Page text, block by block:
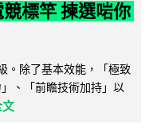
標竿 揀選啱你
。除了基本效能，「極致
、「前瞻技術加持」以
文